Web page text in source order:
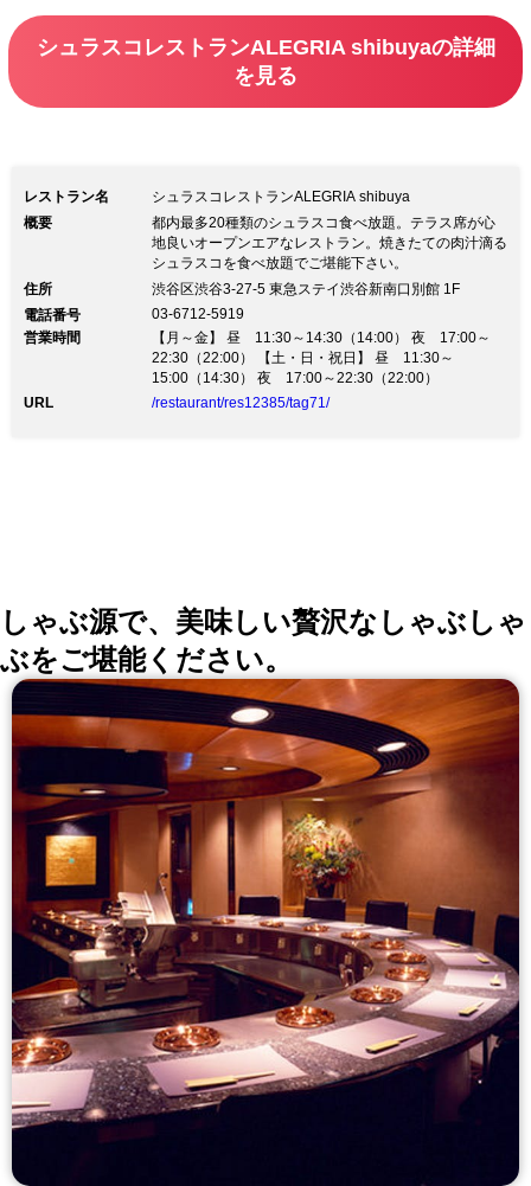
すので、お早めにご予約をお願いいたし
ます。 【ATTENTION】テラス席に雨除
けはございませんので雨天時はご利用い
16日より価格改定 昨今の世界的な原材
料の高騰を要因とする大幅な価格高騰の
影響を受け現在の価格を継続することが
困難な状況となりました。 引き続き高
い品質をお客様にご提供するため価格を
見直すことに至りました。何卒ご理解い
ただけますようお願い申し上げます 16
シュラスコレストランALEGRIA shibuyaの詳細
を見る
レストラン名
シュラスコレストランALEGRIA shibuya
概要
都内最多20種類のシュラスコ食べ放題。テラス席が心
地良いオープンエアなレストラン。焼きたての肉汁滴る
シュラスコを食べ放題でご堪能下さい。
住所
渋谷区渋谷3-27-5 東急ステイ渋谷新南口別館 1F
電話番号
03-6712-5919
営業時間
【月～金】 昼 11:30～14:30（14:00） 夜 17:00～
22:30（22:00） 【土・日・祝日】 昼 11:30～
15:00（14:30） 夜 17:00～22:30（22:00）
URL
/restaurant/res12385/tag71/
しゃぶ源で、美味しい贅沢なしゃぶしゃ
ぶをご堪能ください。